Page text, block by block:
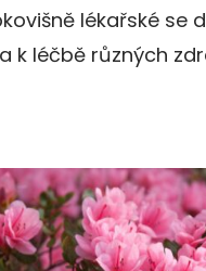
lékařské se
k léčbě různých